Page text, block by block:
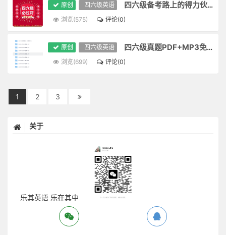
原创 四六级英语 四六级备考路上的得力伙伴：四六级真题I乐行知
浏览(575) 评论(0)
原创 四六级英语 四六级真题PDF+MP3免费领
浏览(699) 评论(0)
1 2 3
关于
乐其英语 乐在其中